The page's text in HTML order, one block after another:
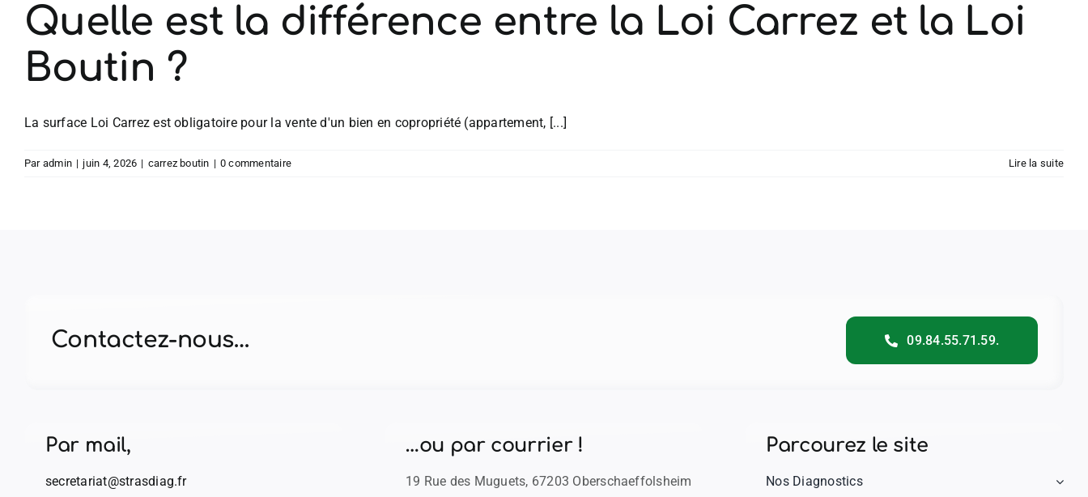
Quelle est la différence entre la Loi Carrez et la Loi
Boutin ?
La surface Loi Carrez est obligatoire pour la vente d'un bien en copropriété (appartement, [...]
Par admin | juin 4, 2026 | carrez boutin | 0 commentaire Lire la suite
Contactez-nous… 09.84.55.71.59.
Par mail,
secretariat@strasdiag.fr
…ou par courrier !
19 Rue des Muguets, 67203 Oberschaeffolsheim
Parcourez le site
Nos Diagnostics